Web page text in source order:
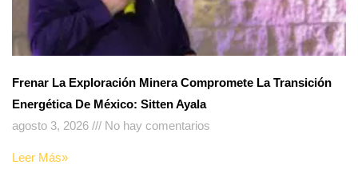
Frenar La Exploración Minera Compromete La Transición
Energética De México: Sitten Ayala
agosto 3, 2026
No hay comentarios
Leer Más»